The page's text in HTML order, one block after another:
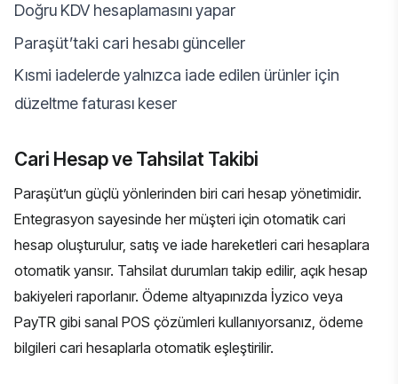
Doğru KDV hesaplamasını yapar
Paraşüt’taki cari hesabı günceller
Kısmi iadelerde yalnızca iade edilen ürünler için
düzeltme faturası keser
Cari Hesap ve Tahsilat Takibi
Paraşüt’un güçlü yönlerinden biri cari hesap yönetimidir.
Entegrasyon sayesinde her müşteri için otomatik cari
hesap oluşturulur, satış ve iade hareketleri cari hesaplara
otomatik yansır. Tahsilat durumları takip edilir, açık hesap
bakiyeleri raporlanır. Ödeme altyapınızda İyzico veya
PayTR gibi sanal POS çözümleri kullanıyorsanız, ödeme
bilgileri cari hesaplarla otomatik eşleştirilir.